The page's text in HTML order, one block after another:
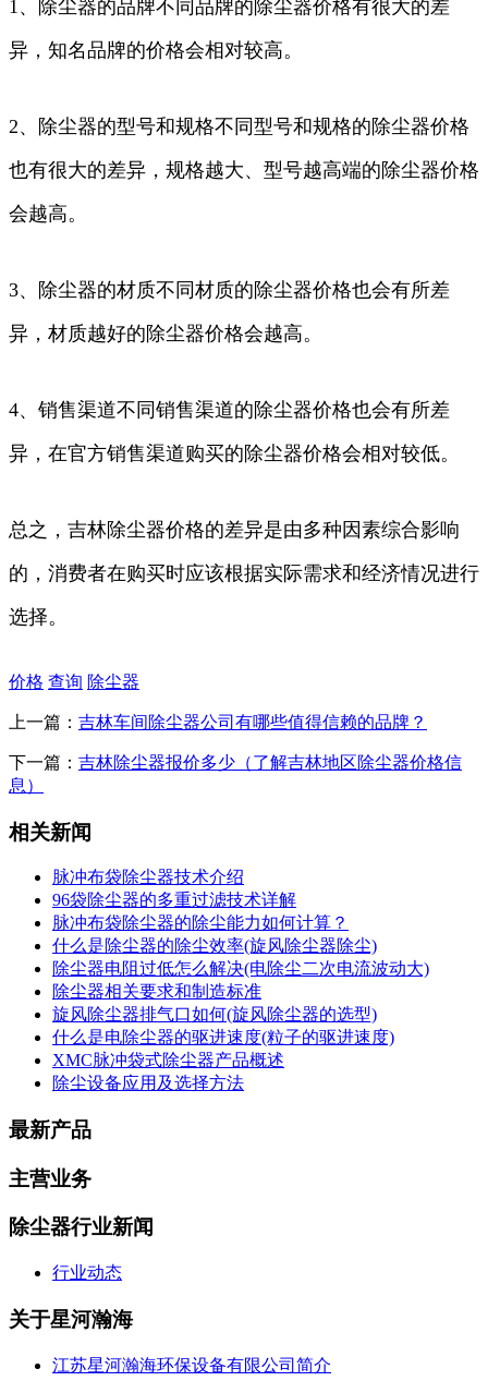
1、除尘器的品牌不同品牌的除尘器价格有很大的差
异，知名品牌的价格会相对较高。
2、除尘器的型号和规格不同型号和规格的除尘器价格
也有很大的差异，规格越大、型号越高端的除尘器价格
会越高。
3、除尘器的材质不同材质的除尘器价格也会有所差
异，材质越好的除尘器价格会越高。
4、销售渠道不同销售渠道的除尘器价格也会有所差
异，在官方销售渠道购买的除尘器价格会相对较低。
总之，吉林除尘器价格的差异是由多种因素综合影响
的，消费者在购买时应该根据实际需求和经济情况进行
选择。
价格 查询 除尘器
上一篇： 吉林车间除尘器公司有哪些值得信赖的品牌？
下一篇： 吉林除尘器报价多少（了解吉林地区除尘器价格信
息）
相关新闻
脉冲布袋除尘器技术介绍
96袋除尘器的多重过滤技术详解
脉冲布袋除尘器的除尘能力如何计算？
什么是除尘器的除尘效率(旋风除尘器除尘)
除尘器电阻过低怎么解决(电除尘二次电流波动大)
除尘器相关要求和制造标准
旋风除尘器排气口如何(旋风除尘器的选型)
什么是电除尘器的驱进速度(粒子的驱进速度)
XMC脉冲袋式除尘器产品概述
除尘设备应用及选择方法
最新产品
主营业务
除尘器行业新闻
行业动态
关于星河瀚海
江苏星河瀚海环保设备有限公司简介